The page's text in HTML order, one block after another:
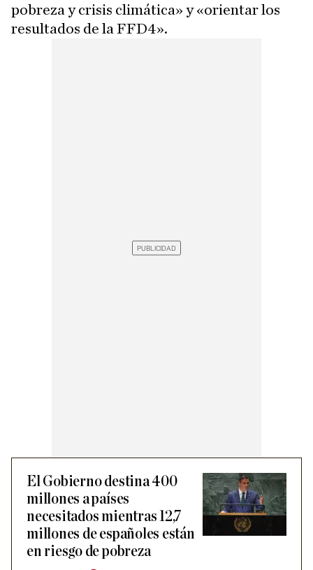
pobreza y crisis climática» y «orientar los
resultados de la FFD4».
El Gobierno destina 400
millones a países
necesitados mientras 12,7
millones de españoles están
en riesgo de pobreza